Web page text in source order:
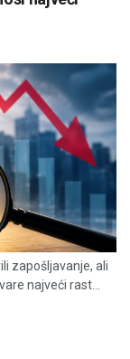
zapošljavanje, ali
najveći rast...